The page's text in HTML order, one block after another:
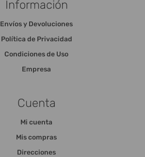
Información
Envíos y Devoluciones
Política de Privacidad
Condiciones de Uso
Empresa
Cuenta
Mi cuenta
Mis compras
Direcciones